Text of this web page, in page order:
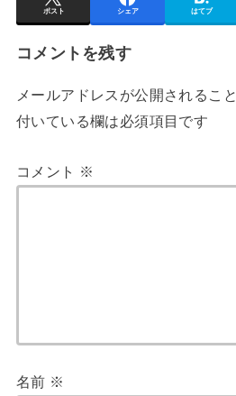
ポスト シェア はてブ
コメントを残す
メールアドレスが公開されるこ
付いている欄は必須項目です
コメント ※
名前 ※